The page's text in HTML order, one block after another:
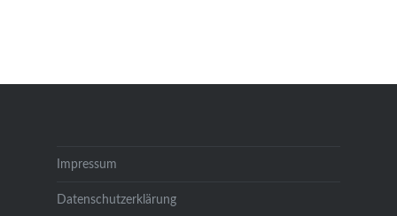
Impressum
Datenschutzerklärung